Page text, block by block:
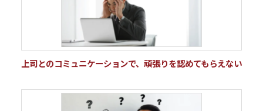
上司とのコミュニケーションで、頑張りを認めてもらえない